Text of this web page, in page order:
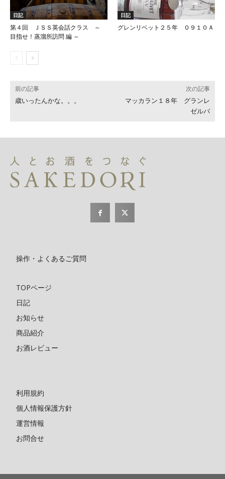
日記
第４回 ＪＳＳ英会話クラス ～
目指せ！蒸溜所訪問 編 ～
日記
グレンリベット２５年 ０９１０Ａ
前の記事
歳いったんかな。。。
次の記事
マッカラン１８年 グランレ
ゼルバ
操作・よくあるご質問
TOPページ
日記
お知らせ
商品紹介
お酒レビュー
利用規約
個人情報保護方針
運営情報
お問合せ